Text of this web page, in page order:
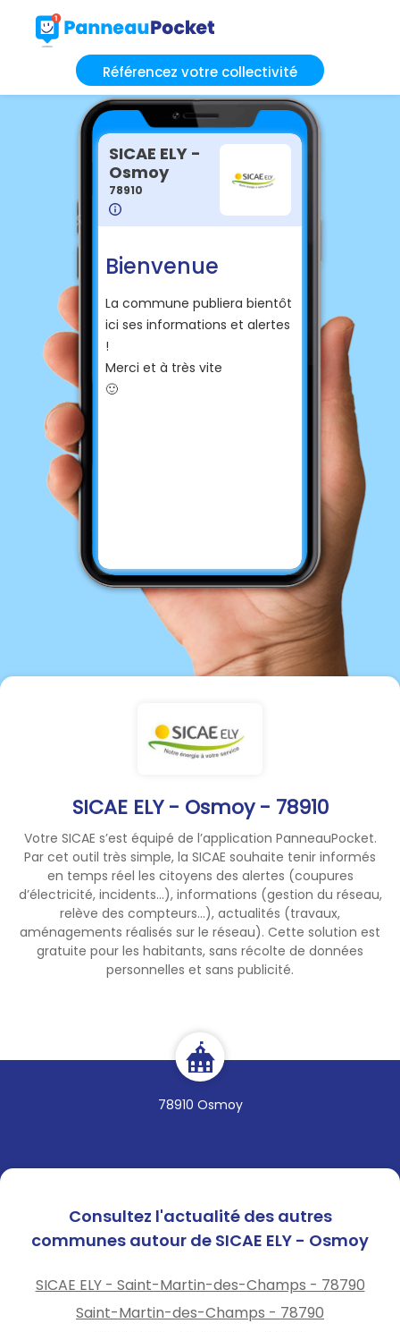
Référencez votre collectivité
SICAE ELY - Osmoy - 78910
Votre SICAE s’est équipé de l’application PanneauPocket.
Par cet outil très simple, la SICAE souhaite tenir informés
en temps réel les citoyens des alertes (coupures
d’électricité, incidents...), informations (gestion du réseau,
relève des compteurs...), actualités (travaux,
aménagements réalisés sur le réseau). Cette solution est
gratuite pour les habitants, sans récolte de données
personnelles et sans publicité.
78910 Osmoy
SICAE ELY -
Osmoy
78910
Bienvenue
La commune publiera bientôt
ici ses informations et alertes
!
Merci et à très vite
🙂
Consultez l'actualité des autres
communes autour de SICAE ELY - Osmoy
SICAE ELY - Saint-Martin-des-Champs - 78790
Saint-Martin-des-Champs - 78790